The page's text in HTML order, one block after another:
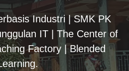
Industri | SMK PK
IT | The Center of
Factory | Blended